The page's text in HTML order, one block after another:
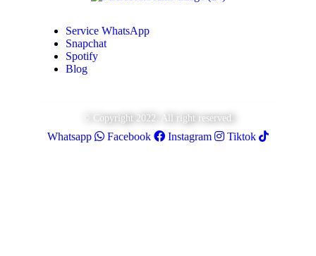
Service WhatsApp
Snapchat
Spotify
Blog
© Copyright 2022. All right reserved.
Whatsapp Facebook Instagram Tiktok